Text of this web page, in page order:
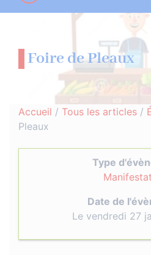
Foire de Pleaux
Accueil / Tous les articles /
Pleaux
Type
Date de
Le vendredi 27